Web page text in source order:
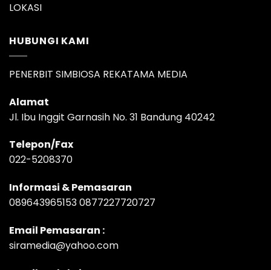
LOKASI
HUBUNGI KAMI
PENERBIT SIMBIOSA REKATAMA MEDIA
Alamat
Jl. Ibu Inggit Garnasih No. 31 Bandung 40242
Telepon/Fax
022-5208370
Informasi & Pemasaran
089643965153 0877227720727
Email Pemasaran :
siramedia@yahoo.com